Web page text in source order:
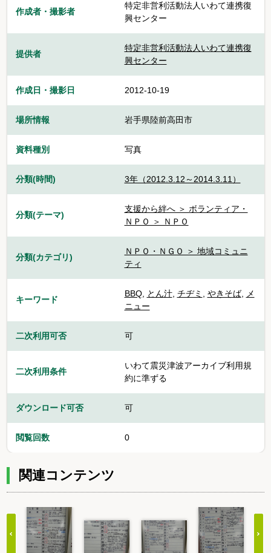
作成者・撮影者
特定非営利活動法人いわて連携復
興センター
提供者
特定非営利活動法人いわて連携復
興センター
作成日・撮影日 2012-10-19
場所情報 岩手県陸前高田市
資料種別 写真
分類(時間) 3年（2012.3.12～2014.3.11）
分類(テーマ)
支援から絆へ ＞ ボランティア・
ＮＰＯ ＞ ＮＰＯ
分類(カテゴリ)
ＮＰＯ・ＮＧＯ ＞ 地域コミュニ
ティ
キーワード
BBQ, とん汁, チヂミ , やきそば, メ
ニュー
二次利用可否 可
二次利用条件
いわて震災津波アーカイブ利用規
約に準ずる
ダウンロード可否 可
閲覧回数 0
関連コンテンツ